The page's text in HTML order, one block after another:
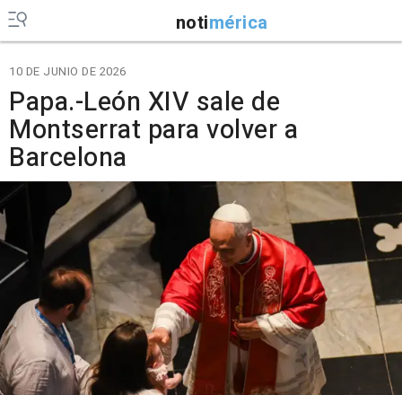
notimérica
10 DE JUNIO DE 2026
Papa.-León XIV sale de
Montserrat para volver a
Barcelona